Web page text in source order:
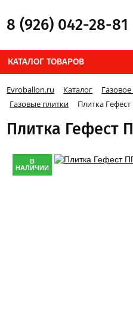
8 (926) 042-28-81
КАТАЛОГ ТОВАРОВ
Evroballon.ru Каталог
Газовые плитки
Плитка
Плитка Гефест
В
НАЛИЧИИ